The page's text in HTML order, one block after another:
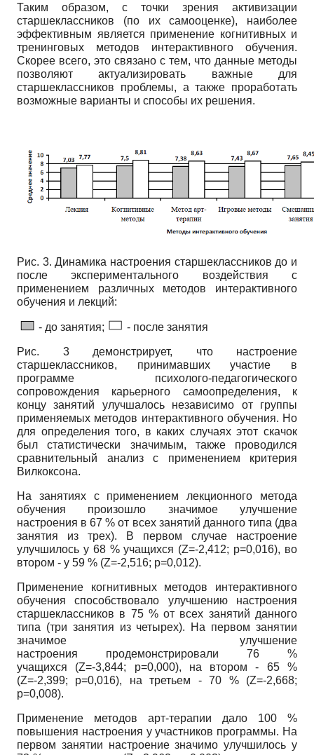
Таким образом, с точки зрения активизации
старшеклассников (по их самооценке), наиболее
эффективным является применение когнитивных и
тренинговых методов интерактивного обучения.
Скорее всего, это связано с тем, что данные методы
позволяют актуализировать важные для
старшеклассников проблемы, а также проработать
возможные варианты и способы их решения.
Рис. 3. Динамика настроения старшеклассников до и
после экспериментального воздействия с
применением различных методов интерактивного
обучения и лекций:
- до занятия; - после занятия
Рис. 3 демонстрирует, что настроение
старшеклассников, принимавших участие в
программе психолого-педагогического
сопровождения карьерного самоопределения, к
концу занятий улучшалось независимо от группы
применяемых методов интерактивного обучения. Но
для определения того, в каких случаях этот скачок
был статистически значимым, также проводился
сравнительный анализ с применением критерия
Вилкоксона.
На занятиях с применением лекционного метода
обучения произошло значимое улучшение
настроения в 67 % от всех занятий данного типа (два
занятия из трех). В первом случае настроение
улучшилось у 68 % учащихся (Z=-2,412; p=0,016), во
втором - у 59 % (Z=-2,516; p=0,012).
Применение когнитивных методов интерактивного
обучения способствовало улучшению настроения
старшеклассников в 75 % от всех занятий данного
типа (три занятия из четырех). На первом занятии
значимое улучшение
настроения продемонстрировали 76 %
учащихся (Z=-3,844; p=0,000), на втором - 65 %
(Z=-2,399; p=0,016), на третьем - 70 % (Z=-2,668;
p=0,008).
Применение методов арт-терапии дало 100 %
повышения настроения у участников программы. На
первом занятии настроение значимо улучшилось у